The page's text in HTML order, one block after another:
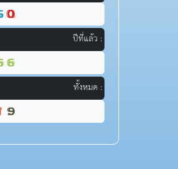
ปีที่แล้ว :
ทั้งหมด :